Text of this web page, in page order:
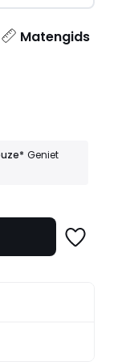
Matengids
Geniet